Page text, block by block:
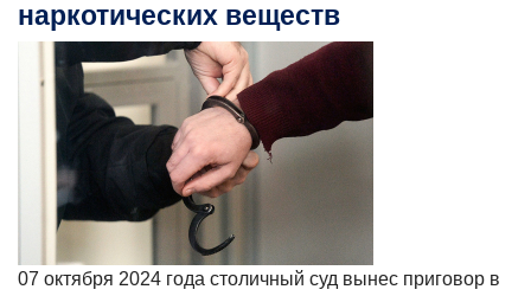
наркотических веществ
07 октября 2024 года столичный суд вынес приговор в